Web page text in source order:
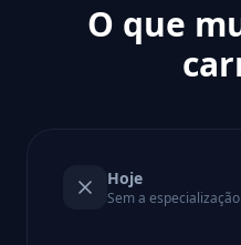
O que
Hoje
Sem a especialização